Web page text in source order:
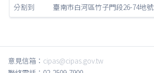
分割到 臺南市白河區竹子門段26-74地號
意見信箱： cipas@cipas.gov.tw